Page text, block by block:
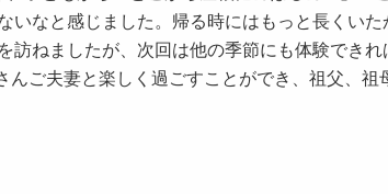
いなと感じました。帰る時にはもっと長くいた
ねましたが、次回は他の季節にも体験できれ
ご夫妻と楽しく過ごすことができ、祖父、祖